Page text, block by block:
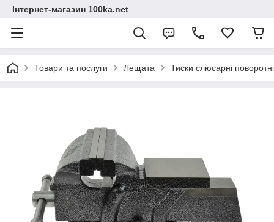
Інтернет-магазин 100ka.net
Товари та послуги Лещата Тиски слюсарні